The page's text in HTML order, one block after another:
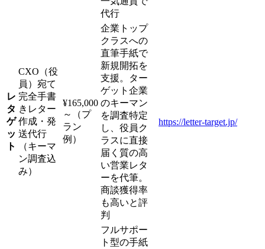
代行
レ
タ
ゲ
ッ
ト
CXO（役
員）宛て
完全手書
きレター
作成・発
送代行
（キーマ
ン調査込
み）
¥165,000
～（プ
ラン
例）
企業トップ
クラスへの
直筆手紙で
新規開拓を
支援。ター
ゲット企業
のキーマン
を調査特定
し、役員ク
ラスに直接
届く質の高
い営業レタ
ーを代筆。
商談獲得率
も高いと評
判
https://letter-target.jp/
フルサポー
ト型の手紙